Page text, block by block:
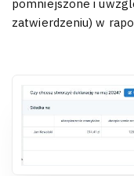
pomniejszone i
zatwierdzeniu) w